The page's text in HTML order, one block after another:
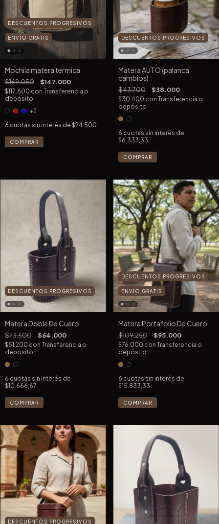
DESCUENTOS PROGRESIVOS
ENVÍO GRATIS
Mochila matera termica
$169.050 $147.000
$117.600 con Transferencia o
depósito
+2
6 cuotas sin interés de $24.500
COMPRAR
DESCUENTOS PROGRESIVOS
Matera AUTO (palanca
cambios)
$43.700 $38.000
$30.400 con Transferencia o
depósito
6 cuotas sin interés de
$6.333,33
COMPRAR
DESCUENTOS PROGRESIVOS
Matera Doble De Cuero
$73.600 $64.000
$51.200 con Transferencia o
depósito
6 cuotas sin interés de
$10.666,67
COMPRAR
DESCUENTOS PROGRESIVOS
ENVÍO GRATIS
Matera Portafolio De Cuero
$109.250 $95.000
$76.000 con Transferencia o
depósito
6 cuotas sin interés de
$15.833,33
COMPRAR
DESCUENTOS PROGRESIVOS